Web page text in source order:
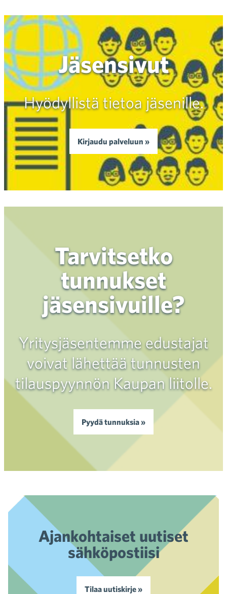
Jäsensivut
Hyödyllistä tietoa jäsenille.
Kirjaudu palveluun »
Tarvitsetko
tunnukset
jäsensivuille?
Yritysjäsentemme edustajat
voivat lähettää tunnusten
tilauspyynnön Kaupan liitolle.
Pyydä tunnuksia »
Ajankohtaiset uutiset
sähköpostiisi
Tilaa uutiskirje »